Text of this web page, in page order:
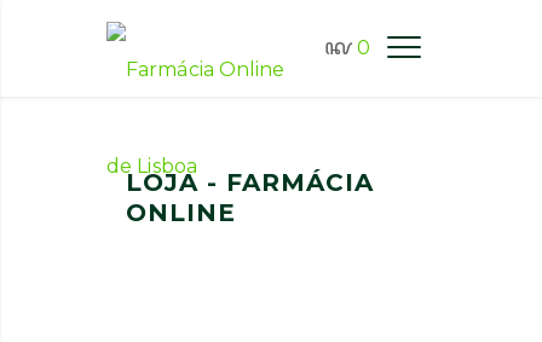
0
FARMÁCIA ONLINE LISBOA
LOJA - FARMÁCIA
ONLINE